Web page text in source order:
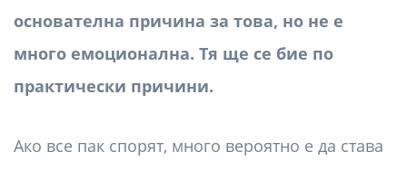
основателна причина за това, но не е
много емоционална. Тя ще се бие по
практически причини.
Ако все пак спорят, много вероятно е да става